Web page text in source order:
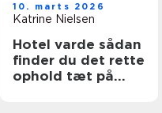
10. marts 2026
Katrine Nielsen
Hotel varde sådan
finder du det rette
ophold tæt på